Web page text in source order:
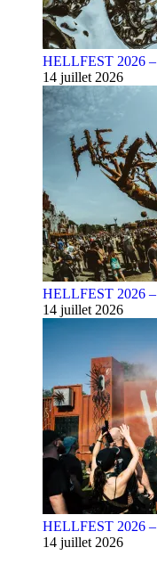
HELLFEST 2026
14 juillet 2026
HELLFEST 2026
14 juillet 2026
HELLFEST 2026
14 juillet 2026